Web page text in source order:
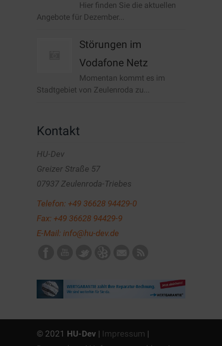
Hier finden Sie die aktuellen
Angebote für Dezember...
Störungen im
Vodafone Netz
Momentan kommt es im
Stadtgebiet von Zeulenroda zu...
Kontakt
HU-Dev
Greizer Straße 57
07937 Zeulenroda-Triebes
Telefon: +49 36628 94429-0
Fax: +49 36628 94429-9
E-Mail: info@hu-dev.de
© 2021 HU-Dev | Impressum |